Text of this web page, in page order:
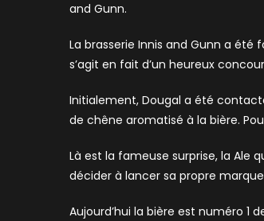
and Gunn.
La brasserie Innis and Gunn a été
s’agit en fait d’un heureux
Initialement, Dougal a été
de chêne aromatisé à la bière.
Là est la fameuse surprise, la Ale
décider à lancer sa propre
Aujourd’hui la bière est numéro 1